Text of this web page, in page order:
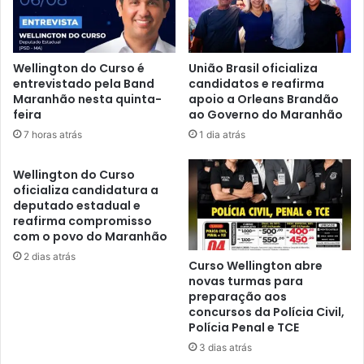
e
e
n
c
r
a
o
S
ã
o
J
S
E
–
Z
p
a
r
m
Wellington do Curso é
entrevistado pela Band
Maranhão nesta quinta-
feira
7 horas atrás
União Brasil oficializa
candidatos e reafirma
apoio a Orleans Brandão
ao Governo do Maranhão
1 dia atrás
Wellington do Curso
oficializa candidatura a
deputado estadual e
reafirma compromisso
com o povo do Maranhão
2 dias atrás
Curso Wellington abre
novas turmas para
preparação aos
concursos da Polícia Civil,
Polícia Penal e TCE
3 dias atrás